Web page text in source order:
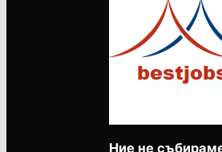
Ние не